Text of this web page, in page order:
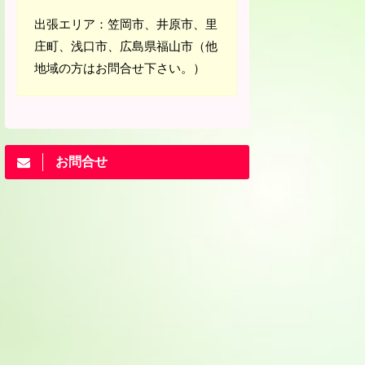
出張エリア：笠岡市、井原市、里
庄町、浅口市、広島県福山市（他
地域の方はお問合せ下さい。）
お問合せ